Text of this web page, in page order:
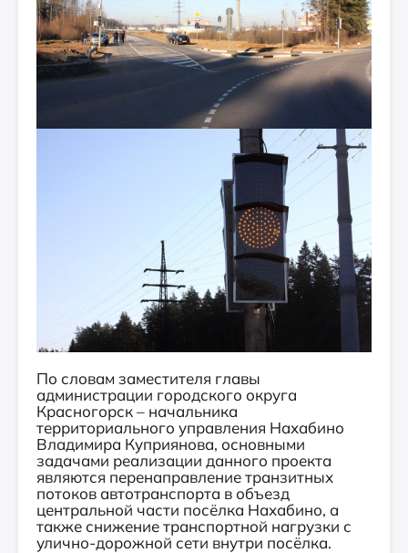
По словам заместителя главы
администрации городского округа
Красногорск – начальника
территориального управления Нахабино
Владимира Куприянова, основными
задачами реализации данного проекта
являются перенаправление транзитных
потоков автотранспорта в объезд
центральной части посёлка Нахабино, а
также снижение транспортной нагрузки с
улично-дорожной сети внутри посёлка.